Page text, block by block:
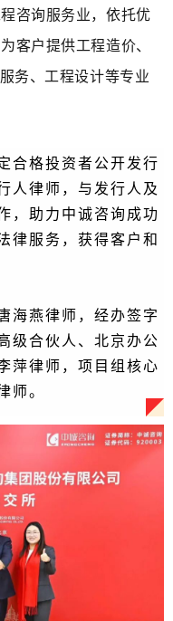
咨询服务业，依托优
客户提供工程造价、
务、工程设计等专业
合格投资者公开发行
人律师，与发行人及
，助力中诚咨询成功
律服务，获得客户和
海燕律师，经办签字
级合伙人、北京办公
萍律师，项目组核心
师。